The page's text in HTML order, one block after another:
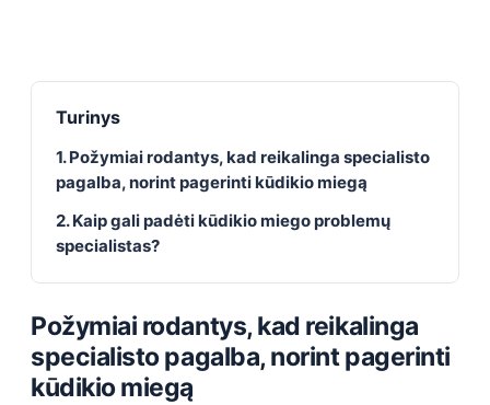
Turinys
1. Požymiai rodantys, kad reikalinga specialisto
pagalba, norint pagerinti kūdikio miegą
2. Kaip gali padėti kūdikio miego problemų
specialistas?
Požymiai rodantys, kad reikalinga
specialisto pagalba, norint pagerinti
kūdikio miegą